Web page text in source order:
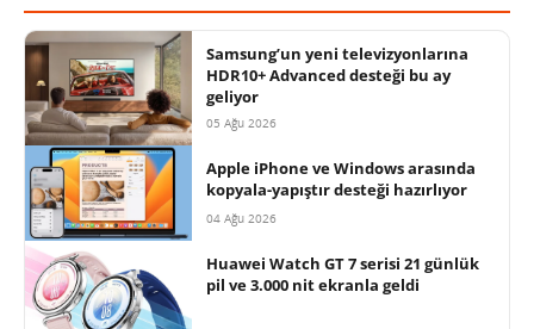
Samsung’un yeni televizyonlarına
HDR10+ Advanced desteği bu ay
geliyor
05 Ağu 2026
Apple iPhone ve Windows arasında
kopyala-yapıştır desteği hazırlıyor
04 Ağu 2026
Huawei Watch GT 7 serisi 21 günlük
pil ve 3.000 nit ekranla geldi